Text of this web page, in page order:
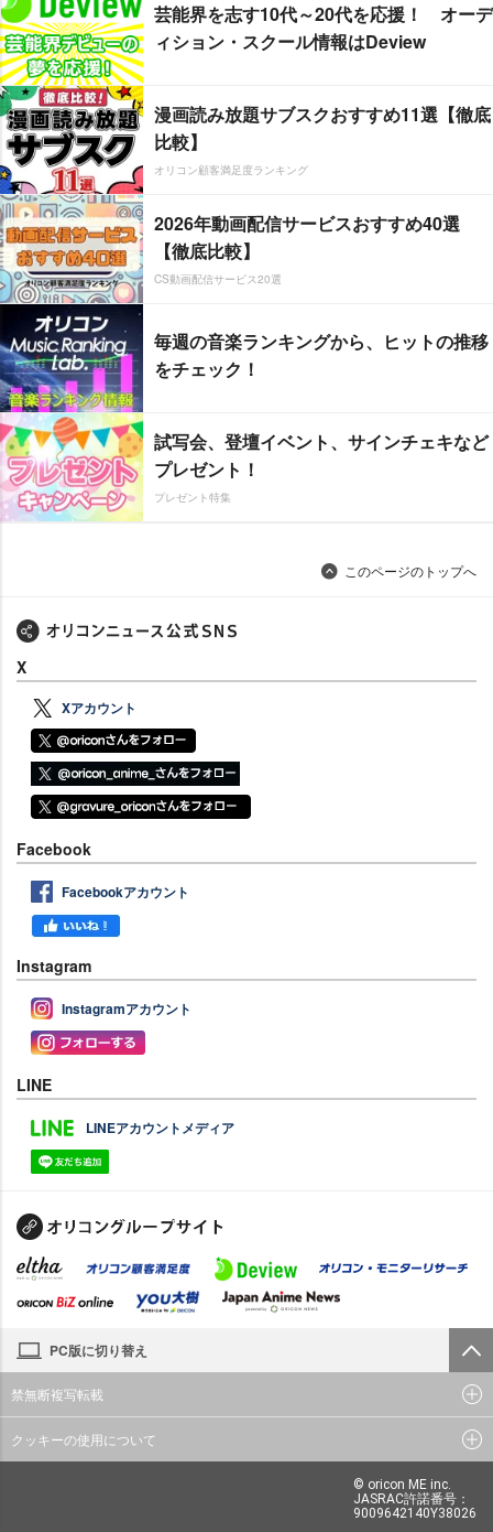
芸能界を志す10代～20代を応援！ オーデ
ィション・スクール情報はDeview
漫画読み放題サブスクおすすめ11選【徹底
比較】
オリコン顧客満足度ランキング
2026年動画配信サービスおすすめ40選
【徹底比較】
CS動画配信サービス20選
毎週の音楽ランキングから、ヒットの推移
をチェック！
試写会、登壇イベント、サインチェキなど
プレゼント！
プレゼント特集
このページのトップへ
X
Xアカウント
Facebook
Facebookアカウント
Instagram
Instagramアカウント
LINE
LINEアカウントメディア
PC版に切り替え
禁無断複写転載
クッキーの使用について
© oricon ME inc.
JASRAC許諾番号：
9009642140Y38026